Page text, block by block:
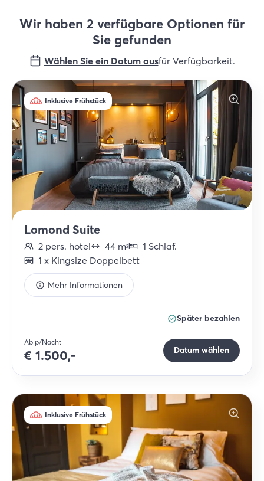
Wir haben 2 verfügbare Optionen für
Sie gefunden
Wählen Sie ein Datum ausfür Verfügbarkeit.
Inklusive Frühstück
Lomond Suite
2 pers. hotel 44 m2 1 Schlaf.
1 x Kingsize Doppelbett
Mehr Informationen
Später bezahlen
Ab p/Nacht
€ 1.500,- Datum wählen
Inklusive Frühstück